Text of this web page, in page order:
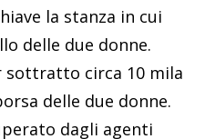
la stanza in cui
delle due donne.
sottratto circa 10 mila
delle due donne.
dagli agenti